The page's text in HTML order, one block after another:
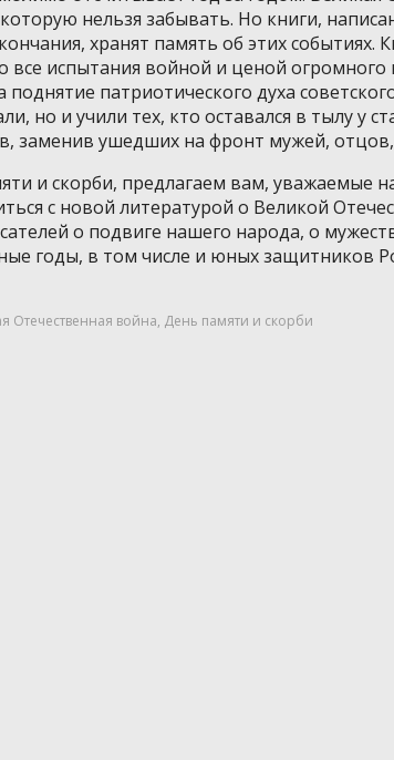
нельзя забывать. Но книги,
хранят память об этих
все испытания войной и ценой огромного
поднятие патриотического духа
но и учили тех, кто оставался в тылу у
заменив ушедших на фронт мужей,
и скорби, предлагаем вам, уважаемые
с новой литературой о Великой
о подвиге нашего народа, о
годы, в том числе и юных защитников
Отечественная война, День памяти и скорби